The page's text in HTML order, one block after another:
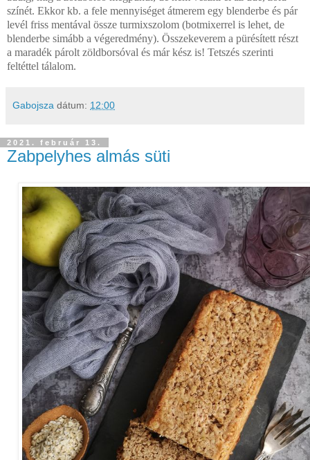
színét. Ekkor kb. a fele mennyiséget átmerem egy blenderbe és pár
levél friss mentával össze turmixszolom (botmixerrel is lehet, de
blenderbe simább a végeredmény). Összekeverem a pürésített részt
a maradék párolt zöldborsóval és már kész is! Tetszés szerinti
feltéttel tálalom.
Gabojsza dátum: 12:00
2021. február 13.
Zabpelyhes almás süti